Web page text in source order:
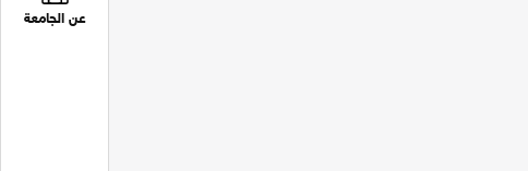
عن الجامعة